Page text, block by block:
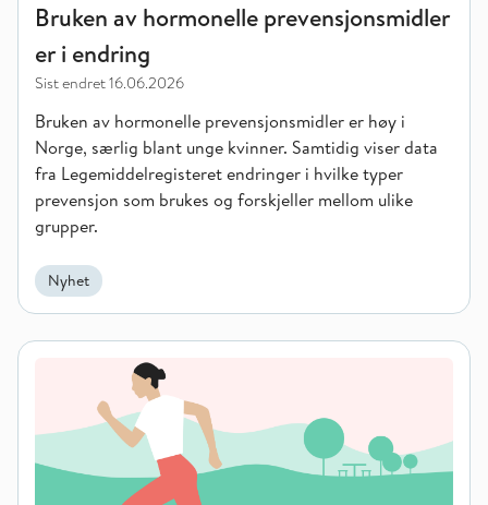
Bruken av hormonelle prevensjonsmidler
er i endring
Sist endret16.06.2026
Bruken av hormonelle prevensjonsmidler er høy i
Norge, særlig blant unge kvinner. Samtidig viser data
fra Legemiddelregisteret endringer i hvilke typer
prevensjon som brukes og forskjeller mellom ulike
grupper.
Nyhet
De mest fysisk aktive blir mer aktive, men vi får ikke med oss